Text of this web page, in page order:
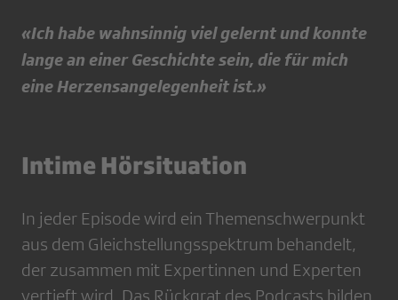
«Ich habe wahnsinnig viel gelernt und konnte
lange an einer Geschichte sein, die für mich
eine Herzensangelegenheit ist.»
Intime Hörsituation
In jeder Episode wird ein Themenschwerpunkt
aus dem Gleichstellungsspektrum behandelt,
der zusammen mit Expertinnen und Experten
vertieft wird. Das Rückgrat des Podcasts bilden